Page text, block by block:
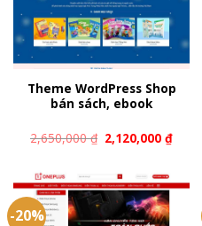
Theme WordPress Shop
bán sách, ebook
2,650,000₫ 2,120,000₫
-20%